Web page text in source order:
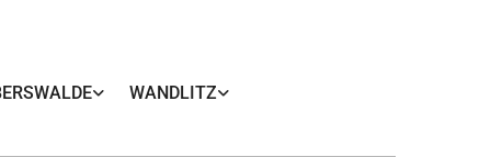
WANDLITZ